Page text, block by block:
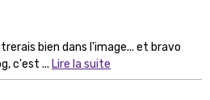
bien dans l'image... et bravo
c'est ... Lire la suite